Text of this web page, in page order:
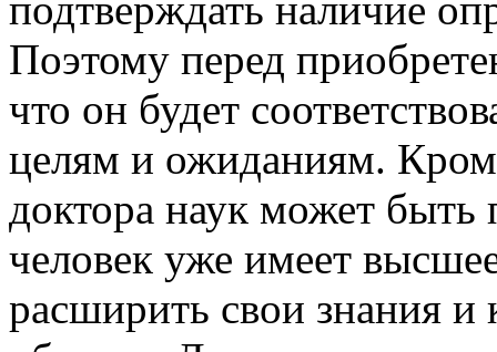
Поэтому перед
что он будет
целям и ожиданиям.
доктора наук может быть
человек уже имеет
расширить свои знания и